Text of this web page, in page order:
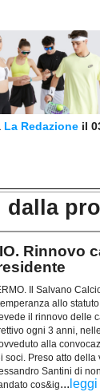
La Redazione il
Rinnovo
Il Salvano
allo
il rinnovo delle
ogni 3 anni,
alla
soci. Preso atto della
Santini di
cos&ig... leggi